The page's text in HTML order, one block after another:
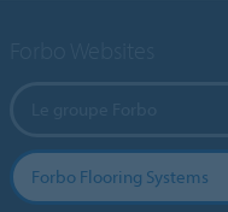
Forbo Flooring Systems